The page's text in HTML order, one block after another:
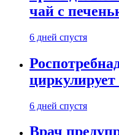
чай с
6 дней спустя
6 дней спустя
Врач